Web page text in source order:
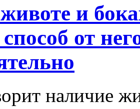
и
от
наличие